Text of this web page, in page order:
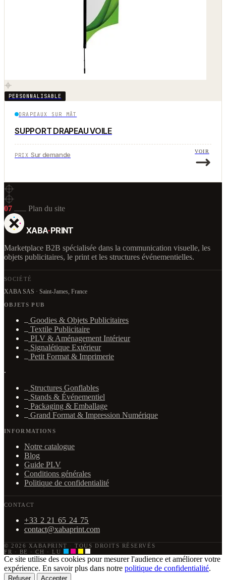
PERSONNALISABLE
DRAPEAUX SUR MÂT
SUPPORT DRAPEAU VOILE
PRIX Sur demande VOIR
07 Plan du site
XABA·PRINT
Marketplace B2B spécialisée dans la communication visuelle, les
objets publicitaires, le print et les structures événementielles.
SOCIÉTÉ
XABA SAS · Saint-James, France
OBJETS PUB
Goodies & Objets Publicitaires
Textile Publicitaire
PLV & Aménagement Intérieur
Signalétique Extérieur
Petit Format & Imprimerie
·
Structures Gonflables
Stands & Événementiel
Packaging & Emballage
Grand Format & Impression Numérique
INFORMATIONS
Notre catalogue
Blog
Guide PLV
Conditions générales
Politique de confidentialité
CONTACT
+33 2 21 65 24 75
contact@xabaprint.com
© 2026 XABAPRINT ·
TOUS DROITS RÉSERVÉS
FR · BE · CH · LU
Ce site utilise des cookies pour mesurer l'audience et améliorer votre
expérience. En savoir plus dans notre politique de confidentialité.
Refuser Accepter